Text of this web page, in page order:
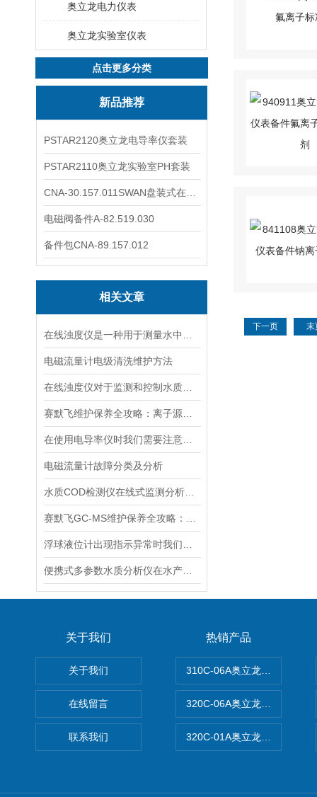
奥立龙电力仪表
奥立龙实验室仪表
点击更多分类
新品推荐
PSTAR2120奥立龙电导率仪套装
PSTAR2110奥立龙实验室PH套装
电磁阀备件A-82.519.030
备件包CNA-89.157.012
相关文章
电磁流量计电级清洗维护方法
电磁流量计故障分类及分析
下一页 末
关于我们
关于我们
在线留言
联系我们
热销产品
310C-06A奥立龙实验室台式
320C-06A奥立龙实验室便携
320C-01A奥立龙实验室便携